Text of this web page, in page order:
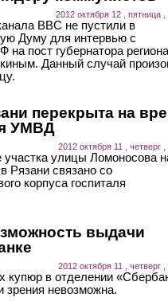
2012 октября 12 , пятница ,
BBC не пустили в
Думу для интервью с
на пост губернатора региона
Данный случай
перекрыта на
УМВД
2012 октября 11 , четверг
участка улицы Ломоносова
Рязани связано со
корпуса госпиталя
выдачи
2012 октября 11 , четверг
в отделении
зрения невозможна.